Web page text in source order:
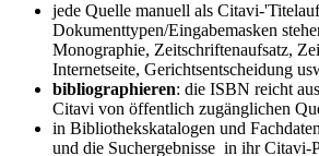
jede Quelle manuell als Citavi-
Dokumenttypen/Eingabemasken
Monographie, Zeitschriftenaufsatz,
Internetseite, Gerichtsentscheidung
bibliographieren: die ISBN reicht
Citavi von öffentlich zugänglichen
in Bibliothekskatalogen und
und die Suchergebnisse in ihr Citavi-